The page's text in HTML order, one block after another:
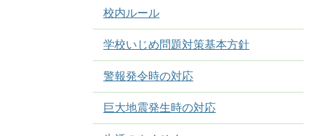
校内ルール
学校いじめ問題対策基本方針
警報発令時の対応
巨大地震発生時の対応